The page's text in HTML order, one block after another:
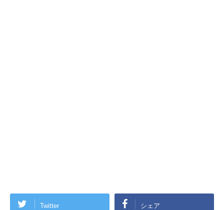
Twitter シェア